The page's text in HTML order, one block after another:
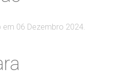
em 06 Dezembro 2024.